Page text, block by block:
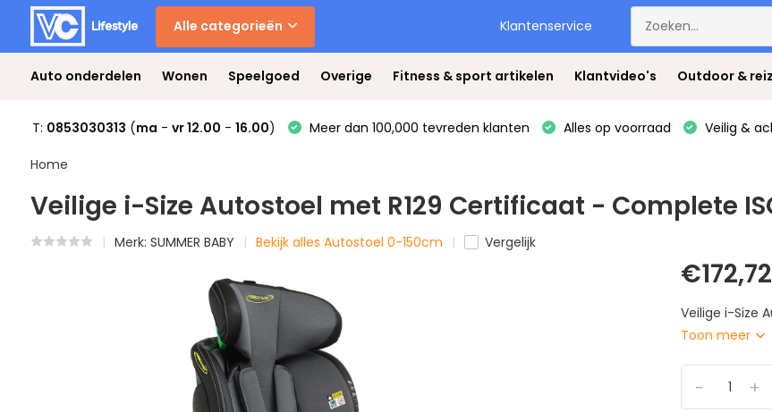
Alle categorieën Klantenservice
Auto onderdelen Wonen Speelgoed Overige Fitness & sport artikelen Klantvideo's Outdoor &
T: 0853030313 (ma - vr 12.00 - 16.00) Meer dan 100,000 tevreden klanten Alles op voorraad Veilig &
Home
Veilige i-Size Autostoel met R129 Certificaat - Complete
Merk: SUMMER BABY Bekijk alles Autostoel 0-150cm Vergelijk
€172,72
Veilige i-Size
Toon meer
+
-